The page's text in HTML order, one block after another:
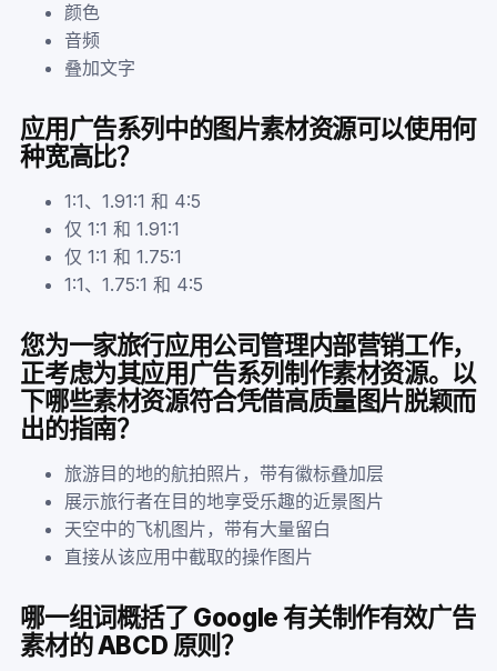
颜色
音频
叠加文字
应用广告系列中的图片素材资源可以使用何
种宽高比？
1:1、1.91:1 和 4:5
仅 1:1 和 1.91:1
仅 1:1 和 1.75:1
1:1、1.75:1 和 4:5
您为一家旅行应用公司管理内部营销工作，
正考虑为其应用广告系列制作素材资源。以
下哪些素材资源符合凭借高质量图片脱颖而
出的指南？
旅游目的地的航拍照片，带有徽标叠加层
展示旅行者在目的地享受乐趣的近景图片
天空中的飞机图片，带有大量留白
直接从该应用中截取的操作图片
哪一组词概括了 Google 有关制作有效广告
素材的 ABCD 原则？